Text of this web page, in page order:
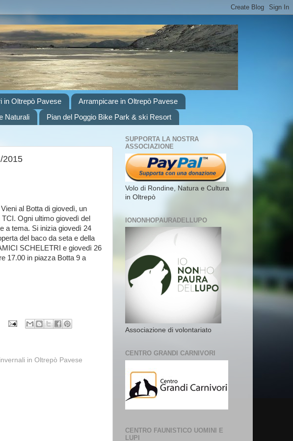
in Oltrepò Pavese
Arrampicare in Oltrepò Pavese
Naturali Pian del Poggio Bike Park & ski Resort
2015
al Botta di giovedì, un
Ogni ultimo giovedì del
a tema. Si inizia giovedì 24
del baco da seta e della
SCHELETRI e giovedì 26
17.00 in piazza Botta 9 a
in Oltrepò Pavese
SUPPORTA LA NOSTRA
ASSOCIAZIONE
Volo di Rondine, Natura e Cultura
in Oltrepò
IONONHOPAURADELLUPO
Associazione di volontariato
CENTRO GRANDI CARNIVORI
CENTRO FAUNISTICO UOMINI E
LUPI